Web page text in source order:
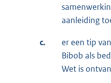
aanleiding
c.
er een tip
Bibob als
Wet is